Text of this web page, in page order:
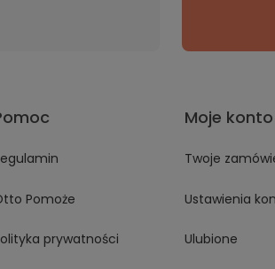
Pomoże
prywatności
Moje konto
Twoje
Ustawienia
Ulubione